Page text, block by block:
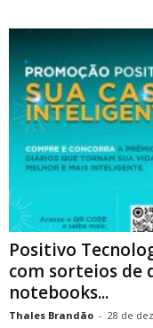
Positivo
com sorteios de
notebooks...
Thales Brandão - 28 de